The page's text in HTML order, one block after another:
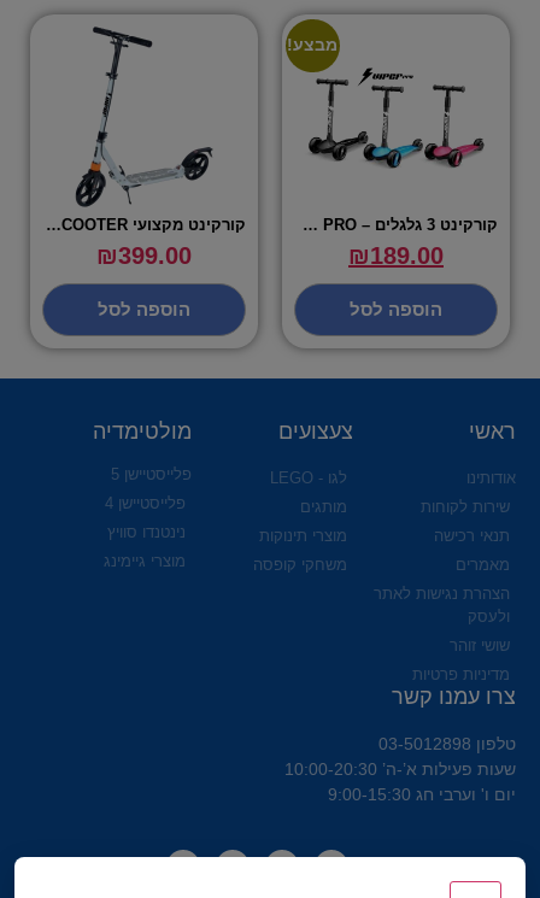
מבצע!
קורקינט 3 גלגלים – VIPER PRO
₪189.00
הוספה לסל
קורקינט מקצועי MAZE PRO SCOOTER
₪399.00
הוספה לסל
ראשי
אודותינו
שירות לקוחות
תנאי רכישה
מאמרים
הצהרת נגישות לאתר
ולעסק
שושי זוהר
מדיניות פרטיות
צעצועים
לגו - LEGO
מותגים
מוצרי תינוקות
משחקי קופסה
מולטימדיה
פלייסטיישן 5
פלייסטיישן 4
נינטנדו סוויץ
מוצרי גיימינג
צרו עמנו קשר
טלפון 03-5012898
שעות פעילות א’-ה’ 10:00-20:30
יום ו' וערבי חג 9:00-15:30